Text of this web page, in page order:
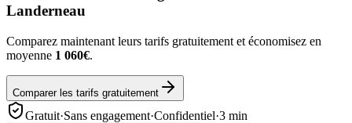
Landerneau
Comparez maintenant leurs tarifs gratuitement et économisez en
moyenne 1 060€.
Comparer les tarifs gratuitement
Gratuit·Sans engagement·Confidentiel·3 min